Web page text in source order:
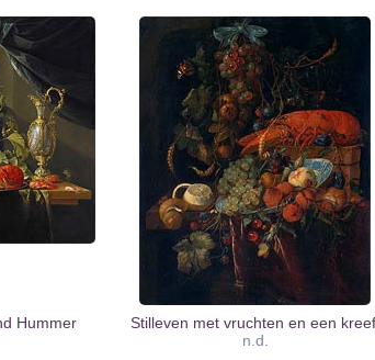
Hummer
Stilleven met vruchten en een
n.d.